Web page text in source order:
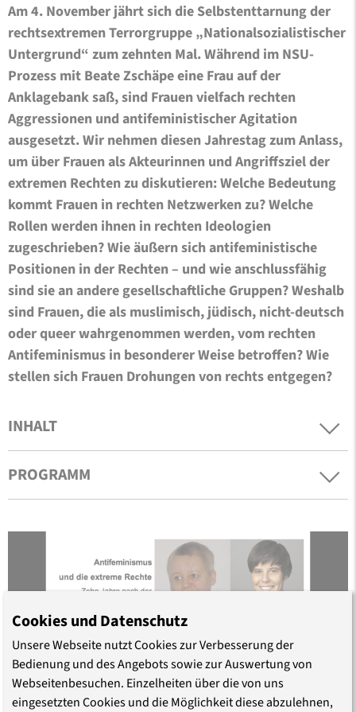
Am 4. November jährt sich die Selbstenttarnung der
rechtsextremen Terrorgruppe „Nationalsozialistischer
Untergrund“ zum zehnten Mal. Während im NSU-
Prozess mit Beate Zschäpe eine Frau auf der
Anklagebank saß, sind Frauen vielfach rechten
Aggressionen und antifeministischer Agitation
ausgesetzt. Wir nehmen diesen Jahrestag zum Anlass,
um über Frauen als Akteurinnen und Angriffsziel der
extremen Rechten zu diskutieren: Welche Bedeutung
kommt Frauen in rechten Netzwerken zu? Welche
Rollen werden ihnen in rechten Ideologien
zugeschrieben? Wie äußern sich antifeministische
Positionen in der Rechten – und wie anschlussfähig
sind sie an andere gesellschaftliche Gruppen? Weshalb
sind Frauen, die als muslimisch, jüdisch, nicht-deutsch
oder queer wahrgenommen werden, vom rechten
Antifeminismus in besonderer Weise betroffen? Wie
stellen sich Frauen Drohungen von rechts entgegen?
INHALT
PROGRAMM
Cookies und Datenschutz
Unsere Webseite nutzt Cookies zur Verbesserung der
Bedienung und des Angebots sowie zur Auswertung von
Webseitenbesuchen. Einzelheiten über die von uns
eingesetzten Cookies und die Möglichkeit diese abzulehnen,